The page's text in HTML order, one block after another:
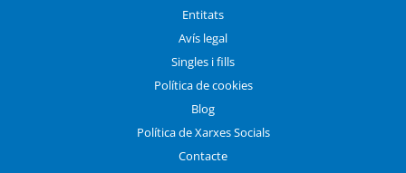
Entitats
Avís legal
Singles i fills
Política de cookies
Blog
Política de Xarxes Socials
Contacte